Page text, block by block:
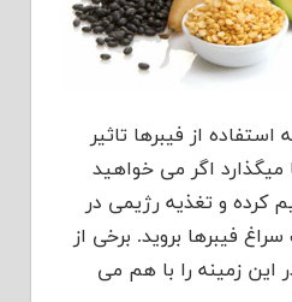
از فیبرها تاثیر
اگر می خواهید
کرده و تغذیه رژیمی در
فیبرها بروید. برخی از
این زمینه را با هم می